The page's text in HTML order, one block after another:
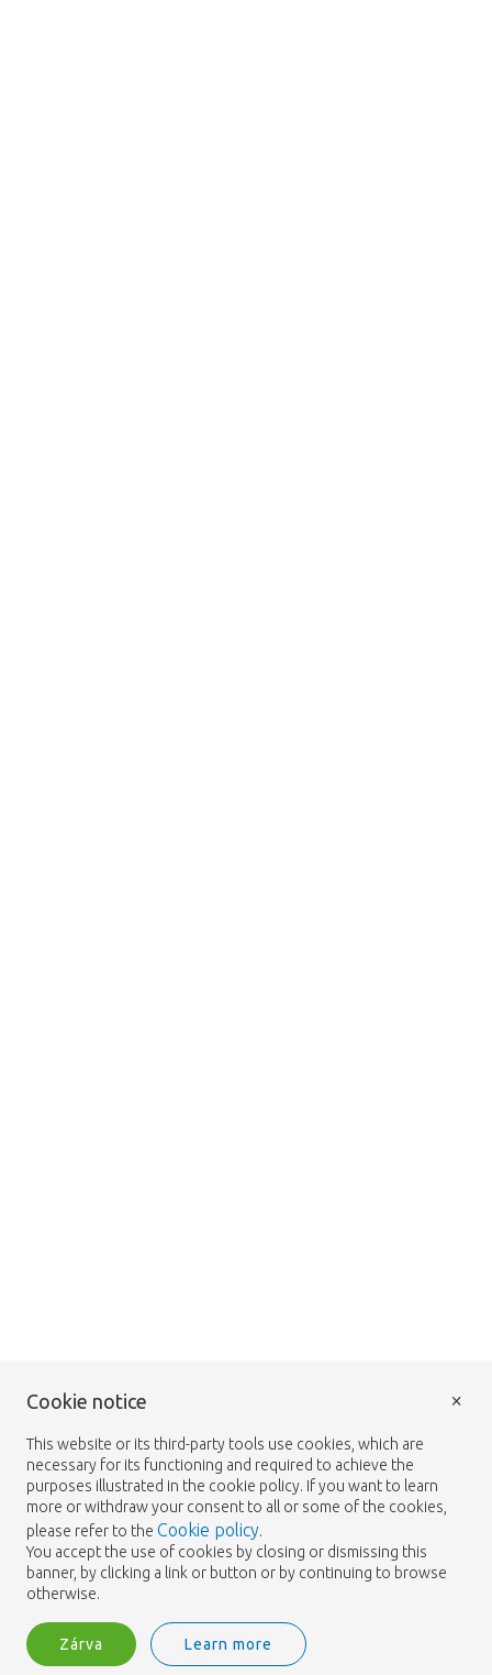
Cookie notice
This website or its third-party tools use cookies, which are
necessary for its functioning and required to achieve the
purposes illustrated in the cookie policy. If you want to learn
more or withdraw your consent to all or some of the cookies,
please refer to the Cookie policy.
You accept the use of cookies by closing or dismissing this
banner, by clicking a link or button or by continuing to browse
otherwise.
Zárva Learn more
×